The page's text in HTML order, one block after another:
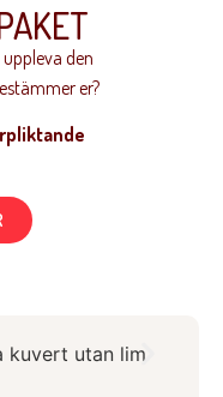
den
er?